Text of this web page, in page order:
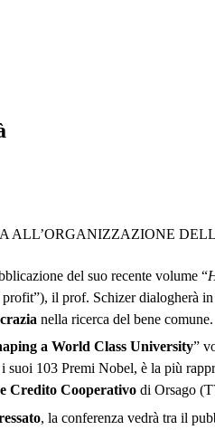
del suo recente volume “
il prof. Schizer dialogherà
nella ricerca del bene comune.
a World Class University”
103 Premi Nobel, è la più
Credito Cooperativo di Orsago
, la conferenza vedrà tra il